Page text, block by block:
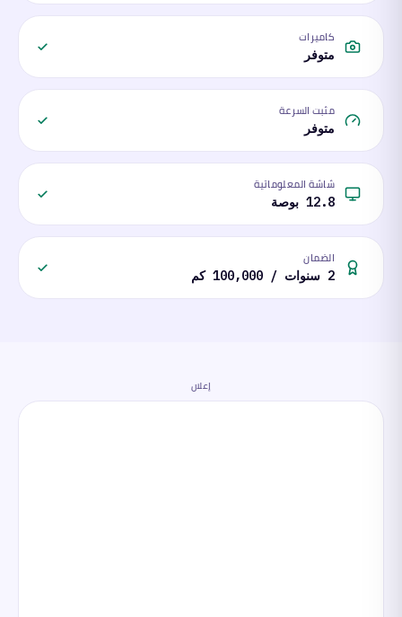
كاميرات
متوفر
مثبت السرعة
متوفر
شاشة المعلوماتية
12.8 بوصة
الضمان
2 سنوات / 100,000 كم
إعلان